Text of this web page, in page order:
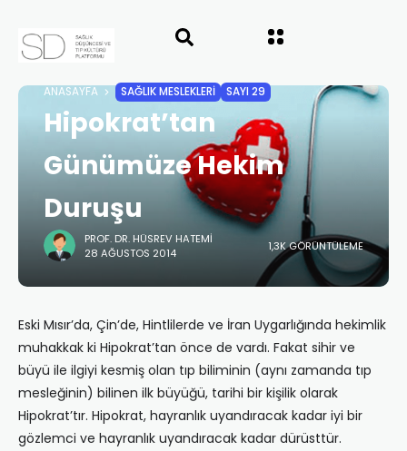
ANASAYFA SAĞLIK MESLEKLERİ SAYI 29
Hipokrat’tan
Günümüze Hekim
Duruşu
PROF. DR. HÜSREV HATEMI
28 AĞUSTOS 2014
1,3K GÖRÜNTÜLEME
Eski Mısır’da, Çin’de, Hintlilerde ve İran Uygarlığında hekimlik
muhakkak ki Hipokrat’tan önce de vardı. Fakat sihir ve
büyü ile ilgiyi kesmiş olan tıp biliminin (aynı zamanda tıp
mesleğinin) bilinen ilk büyüğü, tarihi bir kişilik olarak
Hipokrat’tır. Hipokrat, hayranlık uyandıracak kadar iyi bir
gözlemci ve hayranlık uyandıracak kadar dürüsttür.